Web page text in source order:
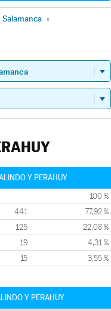
Salamanca »
Y PERAHUY
100 %
441 77,92 %
125 22,08 %
19 4,31 %
15 3,55 %
Y PERAHUY